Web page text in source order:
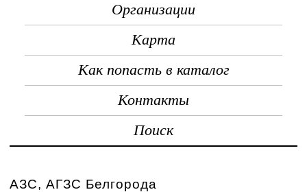
Организации
Карта
Как попасть в каталог
Контакты
Поиск
АЗС, АГЗС Белгорода